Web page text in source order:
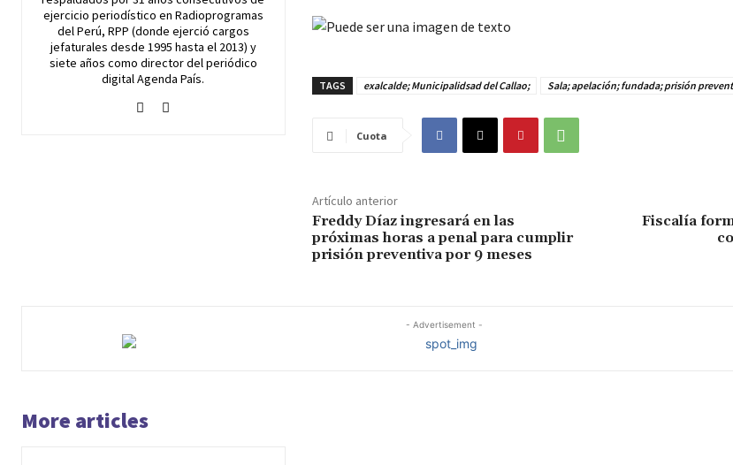
ejercicio periodístico en Radioprogramas
del Perú, RPP (donde ejerció cargos
jefaturales desde 1995 hasta el 2013) y
siete años como director del periódico
digital Agenda País.
TAGS exalcalde; Municipalidsad del Callao; Sala; apelación; fundada; prisión
Cuota
Artículo anterior
Freddy Díaz ingresará en las
próximas horas a penal para cumplir
prisión preventiva por 9 meses
Fiscalía
- Advertisement -
More articles